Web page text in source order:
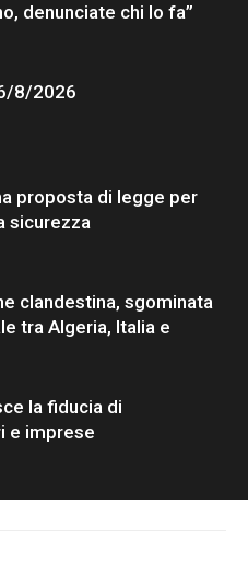
denunciate chi lo fa”
8/2026
proposta di legge per
sicurezza
clandestina, sgominata
tra Algeria, Italia e
la fiducia di
e imprese